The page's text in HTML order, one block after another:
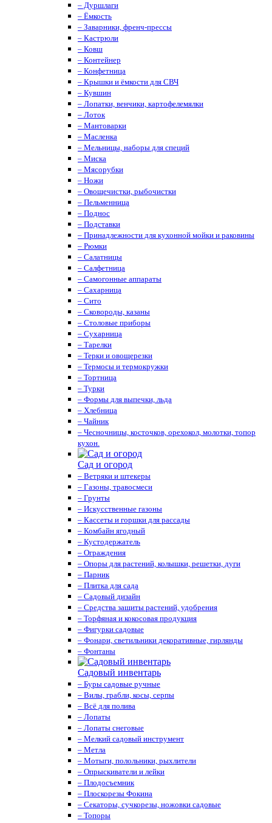
– Дуршлаги
– Ёмкость
– Заварники, френч-прессы
– Кастрюли
– Ковш
– Контейнер
– Конфетница
– Крышки и ёмкости для СВЧ
– Кувшин
– Лопатки, венчики, картофелемялки
– Лоток
– Мантоварки
– Масленка
– Мельницы, наборы для специй
– Миска
– Мясорубки
– Ножи
– Овощечистки, рыбочистки
– Пельменница
– Поднос
– Подставки
– Принадлежности для кухонной мойки и раковины
– Рюмки
– Салатницы
– Салфетница
– Самогонные аппараты
– Сахарница
– Сито
– Сковороды, казаны
– Столовые приборы
– Сухарница
– Тарелки
– Терки и овощерезки
– Термосы и термокружки
– Тортница
– Турки
– Формы для выпечки, льда
– Хлебница
– Чайник
– Чесночницы, косточков, орехокол, молотки, топор
кухон.
Сад и огород
– Ветряки и штекеры
– Газоны, травосмеси
– Грунты
– Искусственные газоны
– Кассеты и горшки для рассады
– Комбайн ягодный
– Кустодержатель
– Ограждения
– Опоры для растений, колышки, решетки, дуги
– Парник
– Плитка для сада
– Садовый дизайн
– Средства защиты растений, удобрения
– Торфяная и кокосовая продукция
– Фигурки садовые
– Фонари, светильники декоративные, гирлянды
– Фонтаны
Садовый инвентарь
– Буры садовые ручные
– Вилы, грабли, косы, серпы
– Всё для полива
– Лопаты
– Лопаты снеговые
– Мелкий садовый инструмент
– Метла
– Мотыги, полольники, рыхлители
– Опрыскиватели и лейки
– Плодосъемник
– Плоскорезы Фокина
– Секаторы, сучкорезы, ножовки садовые
– Топоры